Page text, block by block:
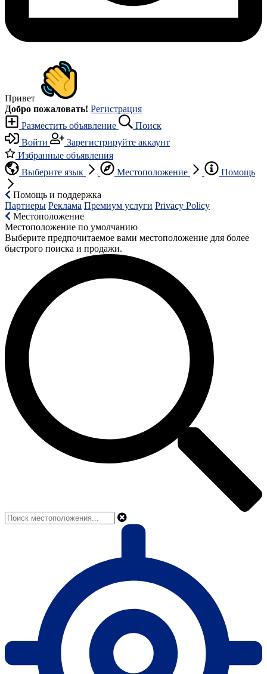
Привет
Добро пожаловать! Регистрация
Разместить объявление
Поиск
Войти
Зарегистрируйте аккаунт
Избранные объявления
Выберите язык
Местоположение Помощь
Помощь и поддержка
Партнеры Реклама Премиум услуги Privacy Policy
Местоположение
Местоположение по умолчанию
Выберите предпочитаемое вами местоположение для более
быстрого поиска и продажи.